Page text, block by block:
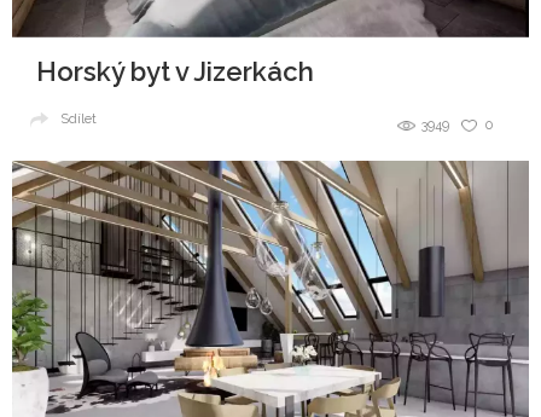
Horský byt v Jizerkách
0
3949
Sdílet